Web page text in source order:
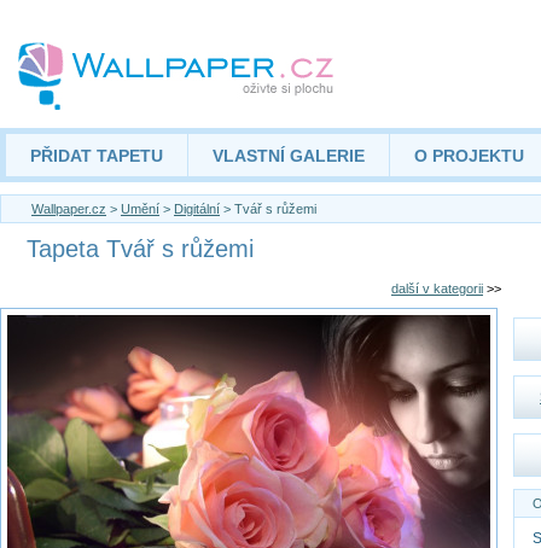
PŘIDAT TAPETU VLASTNÍ GALERIE O PROJEKTU
Wallpaper.cz > Umění > Digitální > Tvář s růžemi
Tapeta Tvář s růžemi
další v kategorii >>